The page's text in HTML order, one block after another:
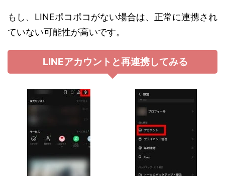
もし、LINEポコポコがない場合は、正常に連携され
ていない可能性が高いです。
LINEアカウントと再連携してみる